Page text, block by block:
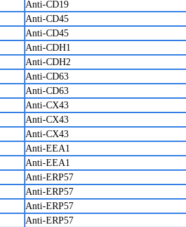
Anti-CD19
Anti-CD45
Anti-CD45
Anti-CDH1
Anti-CDH2
Anti-CD63
Anti-CD63
Anti-CX43
Anti-CX43
Anti-CX43
Anti-EEA1
Anti-EEA1
Anti-ERP57
Anti-ERP57
Anti-ERP57
Anti-ERP57